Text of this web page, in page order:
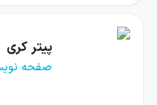
لوسیندا» که
شده، موفق به
پیتر کری
صفحه